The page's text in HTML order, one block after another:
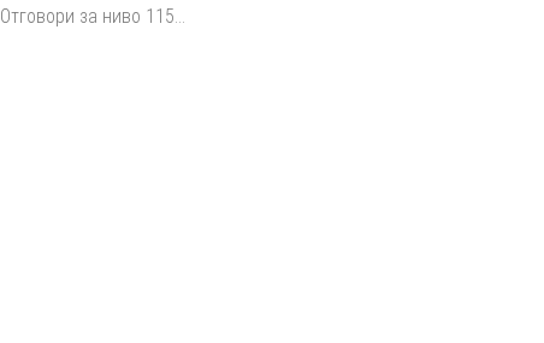
Отговори за ниво 115...